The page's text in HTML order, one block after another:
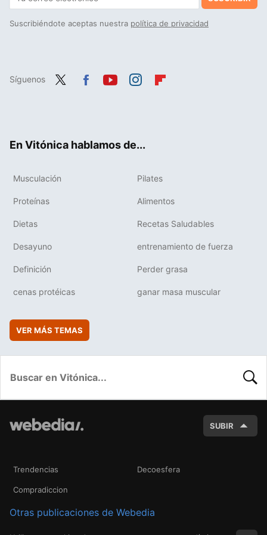
Suscribiéndote aceptas nuestra política de privacidad
Síguenos
En Vitónica hablamos de...
Musculación Pilates
Proteínas Alimentos
Dietas Recetas Saludables
Desayuno entrenamiento de fuerza
Definición Perder grasa
cenas protéicas ganar masa muscular
VER MÁS TEMAS
SUBIR
Trendencias Decoesfera
Compradiccion
Otras publicaciones de Webedia